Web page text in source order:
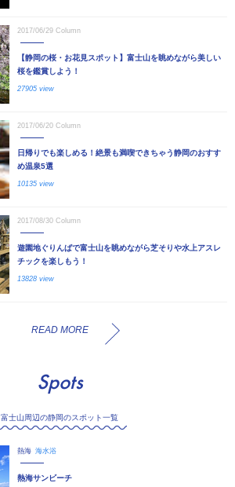
2017/06/29 Column
【静岡の桜・お花見スポット】富士山を眺めながら美しい
桜を鑑賞しよう！
27905 view
2017/06/20 Column
日帰りでも楽しめる！絶景も満喫できちゃう静岡のおすす
め温泉5選
10135 view
2017/08/30 Column
遊園地ぐりんぱで富士山を眺めながら芝そりや水上アスレ
チックを楽しもう！
13828 view
READ MORE
Spots
富士山周辺の静岡のスポット一覧
熱海 海水浴
熱海サンビーチ